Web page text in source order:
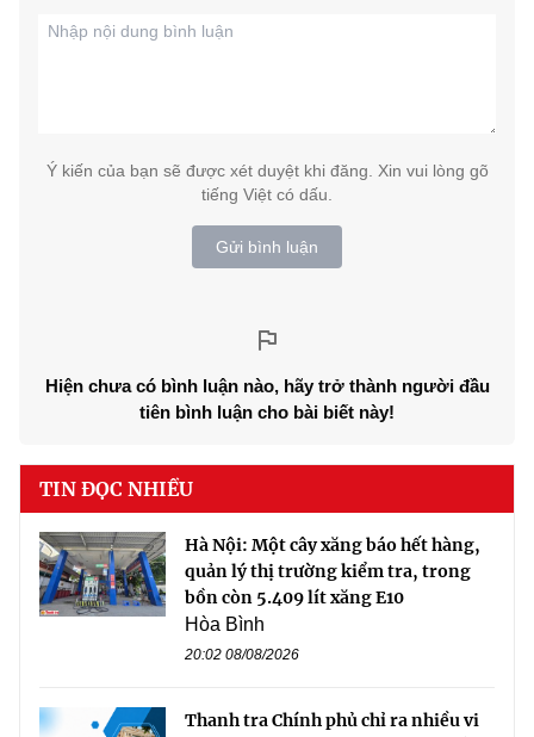
Ý kiến của bạn sẽ được xét duyệt khi đăng. Xin vui lòng gõ
tiếng Việt có dấu.
Gửi bình luận
Hiện chưa có bình luận nào, hãy trở thành người đầu
tiên bình luận cho bài biết này!
TIN ĐỌC NHIỀU
Hà Nội: Một cây xăng báo hết hàng,
quản lý thị trường kiểm tra, trong
bồn còn 5.409 lít xăng E10
Hòa Bình
20:02 08/08/2026
Thanh tra Chính phủ chỉ ra nhiều vi